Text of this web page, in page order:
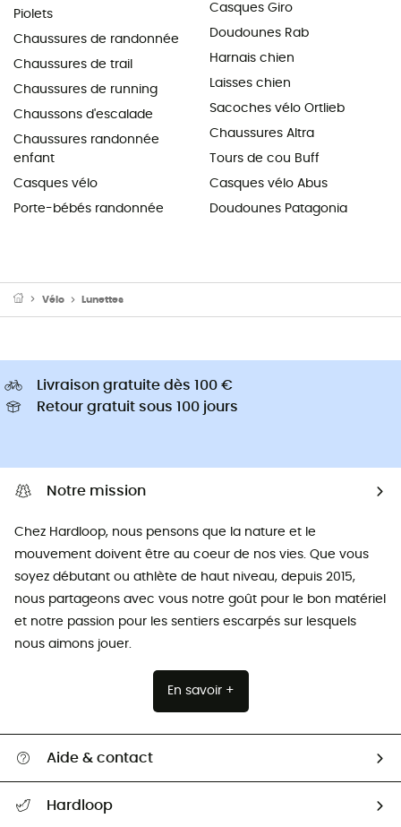
Piolets
Chaussures de randonnée
Chaussures de trail
Chaussures de running
Chaussons d'escalade
Chaussures randonnée
enfant
Casques vélo
Porte-bébés randonnée
Casques Giro
Doudounes Rab
Harnais chien
Laisses chien
Sacoches vélo Ortlieb
Chaussures Altra
Tours de cou Buff
Casques vélo Abus
Doudounes Patagonia
Vélo Lunettes
Livraison gratuite dès 100 €
Retour gratuit sous 100 jours
Notre mission
Chez Hardloop, nous pensons que la nature et le
mouvement doivent être au coeur de nos vies. Que vous
soyez débutant ou athlète de haut niveau, depuis 2015,
nous partageons avec vous notre goût pour le bon matériel
et notre passion pour les sentiers escarpés sur lesquels
nous aimons jouer.
En savoir +
Aide & contact
Retour & remboursement
Hardloop